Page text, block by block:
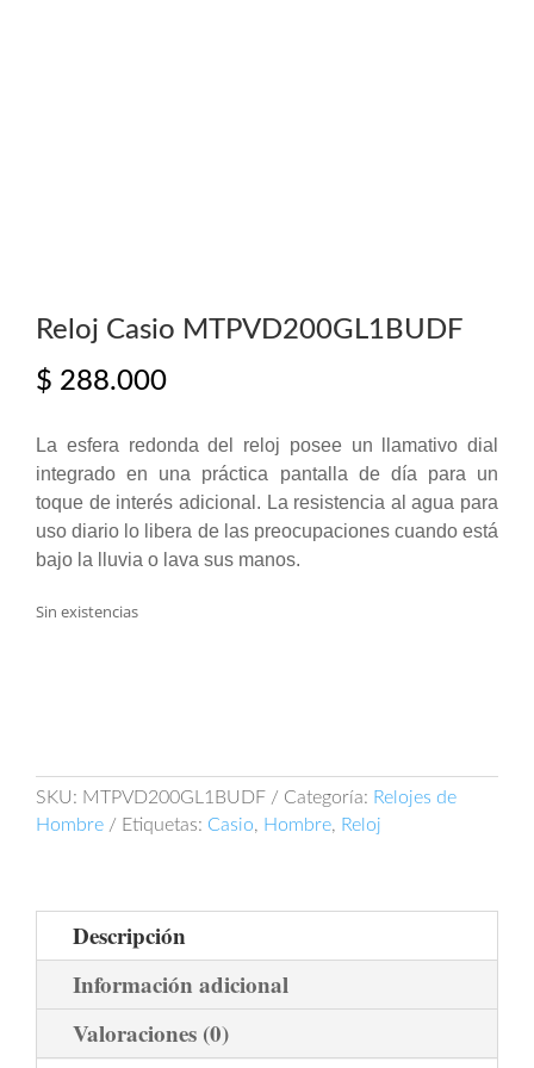
Reloj Casio MTPVD200GL1BUDF
$ 288.000
La esfera redonda del reloj posee un llamativo dial
integrado en una práctica pantalla de día para un
toque de interés adicional. La resistencia al agua para
uso diario lo libera de las preocupaciones cuando está
bajo la lluvia o lava sus manos.
Sin existencias
SKU: MTPVD200GL1BUDF Categoría: Relojes de
Hombre
Etiquetas: Casio, Hombre, Reloj
Descripción
Información adicional
Valoraciones (0)